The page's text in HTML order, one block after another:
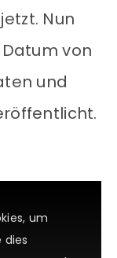
Nun
von
und
um
dies